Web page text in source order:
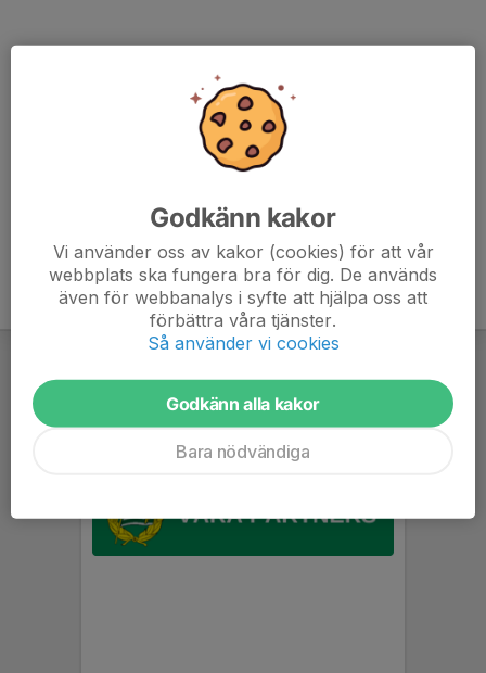
Godkänn kakor
Vi använder oss av kakor (cookies) för att vår
webbplats ska fungera bra för dig. De används
även för webbanalys i syfte att hjälpa oss att
förbättra våra tjänster.
Så använder vi cookies
Godkänn alla kakor
Bara nödvändiga